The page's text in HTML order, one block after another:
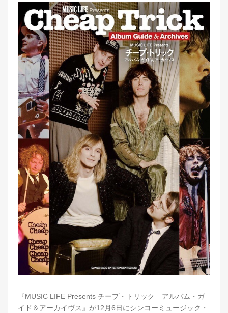
『MUSIC LIFE Presents チープ・トリック アルバム・ガ
イド＆アーカイヴス』が12月6日にシンコーミュージック・